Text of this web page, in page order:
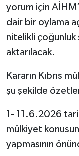
yorum için
dair bir oylama
nitelikli çoğunluk
aktarılacak.
Kararın Kıbrıs
şu şekilde
1- 11.6.2026
mülkiyet
yapmasının